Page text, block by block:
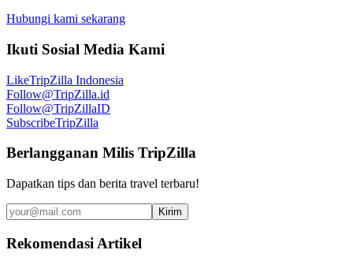
Hubungi kami sekarang
Ikuti Sosial Media Kami
LikeTripZilla Indonesia
Follow@TripZilla.id
Follow@TripZillaID
SubscribeTripZilla
Berlangganan Milis TripZilla
Dapatkan tips dan berita travel terbaru!
Kirim
Rekomendasi Artikel